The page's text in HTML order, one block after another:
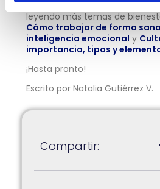
una buena salud en tus ojos, si
leyendo más temas de
Cómo trabajar de forma
inteligencia emocional y
importancia, tipos y
¡Hasta pronto!
Escrito por Natalia Gutiérrez V.
Compartir: